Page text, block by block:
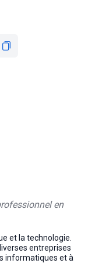
en
et la technologie.
entreprises
informatiques et à